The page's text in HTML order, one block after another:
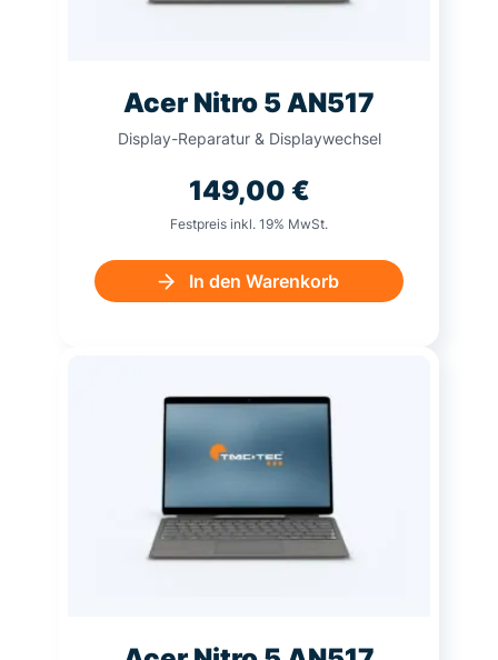
Acer Nitro 5 AN517
Display-Reparatur & Displaywechsel
149,00 €
Festpreis inkl. 19% MwSt.
In den Warenkorb